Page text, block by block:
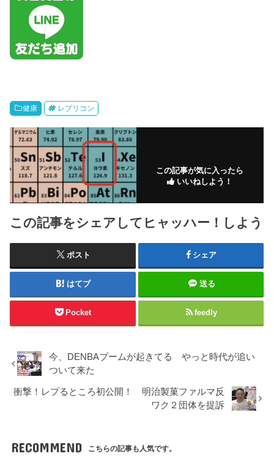
健康 レプリコン
この記事が気に入ったら
いいねしよう！
この記事をシェアしてヒャッハー！しよう
ポスト シェア
はてブ 送る
Pocket feedly
今、DENBAブームが起きてる やっと時代が追い
ついて来た
衝撃！レプるところ初公開！ 明治製菓ファルマ反
ワク２団体を提訴
RECOMMEND こちらの記事も人気です。